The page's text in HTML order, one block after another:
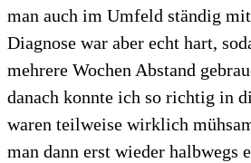
man auch im Umfeld ständig
Diagnose war aber echt hart,
mehrere Wochen Abstand
danach konnte ich so richtig in
waren teilweise wirklich
man dann erst wieder halbwegs